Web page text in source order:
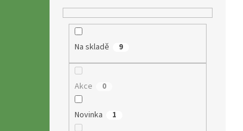
Na skladě 9
Akce 0
Novinka 1